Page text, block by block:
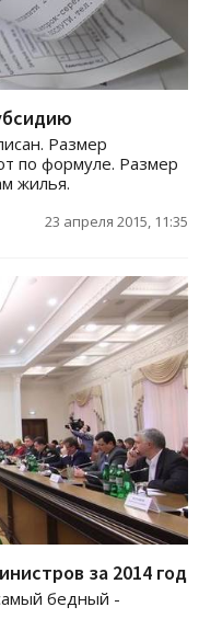
Размер
по формуле. Размер
жилья.
23 апреля 2015, 11:35
за 2014 год
бедный -